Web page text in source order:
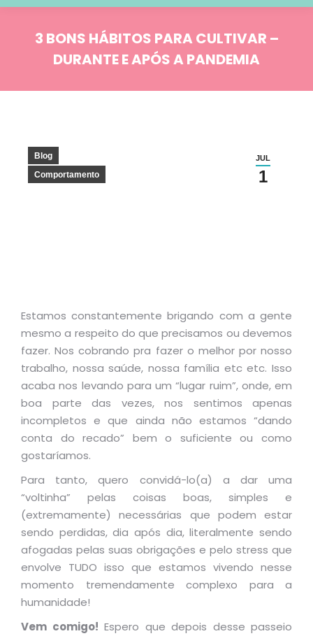
3 BONS HÁBITOS PARA CULTIVAR –
DURANTE E APÓS A PANDEMIA
JUL
1
Blog
Comportamento
Estamos constantemente brigando com a gente
mesmo a respeito do que precisamos ou devemos
fazer. Nos cobrando pra fazer o melhor por nosso
trabalho, nossa saúde, nossa família etc etc. Isso
acaba nos levando para um “lugar ruim”, onde, em
boa parte das vezes, nos sentimos apenas
incompletos e que ainda não estamos “dando
conta do recado” bem o suficiente ou como
gostaríamos.
Para tanto, quero convidá-lo(a) a dar uma
“voltinha” pelas coisas boas, simples e
(extremamente) necessárias que podem estar
sendo perdidas, dia após dia, literalmente sendo
afogadas pelas suas obrigações e pelo stress que
envolve TUDO isso que estamos vivendo nesse
momento tremendamente complexo para a
humanidade!
Vem comigo! Espero que depois desse passeio